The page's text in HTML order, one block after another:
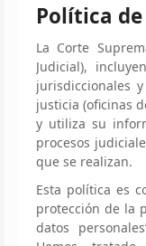
Política
La Corte
Judicial),
jurisdiccionales
justicia (oficinas
y utiliza su
procesos
que se realizan.
Esta política es
protección de la
datos